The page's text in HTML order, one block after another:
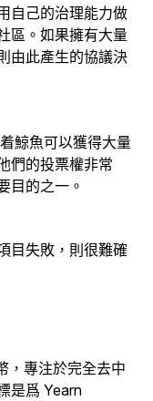
自己的治理能力做
區。如果擁有大量
由此產生的協議決
鯨魚可以獲得大量
們的投票權非常
目的之一。
目失敗，則很難確
，專注於完全去中
是爲 Yearn